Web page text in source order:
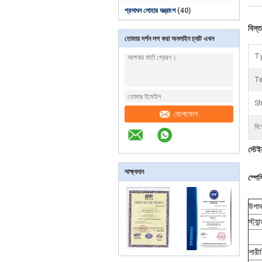
প্রসাধন লোহার যন্ত্রাংশ (40)
তোমার দর্শন লগ করা অনলাইন চ্যাট এখন
যোগাযোগ
সাক্ষ্যদান